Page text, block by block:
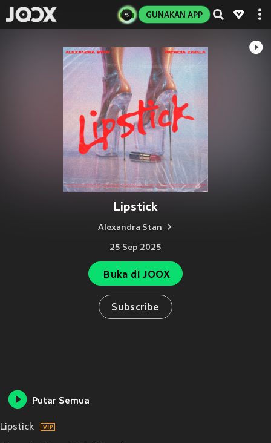
GUNAKAN APP
Lipstick
Alexandra Stan
25 Sep 2025
Buka di JOOX
Subscribe
Putar Semua
Lipstick